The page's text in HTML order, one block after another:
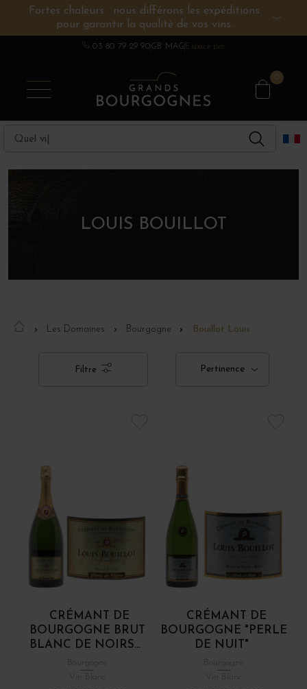
Fortes chaleurs : nous différons les expéditions
pour garantir la qualité de vos vins.
03 80 79 29 90GB MAG Espace pro
0
VINS DE BOURGOGNE
CHAMPAGNE
AUTRES RÉGIONS
SPIRITUEUX
DOMAINES
LOUIS BOUILLOT
Les Domaines Bourgogne Bouillot Louis
Filtre Pertinence
CRÉMANT DE
BOURGOGNE BRUT
BLANC DE NOIRS...
CRÉMANT DE
BOURGOGNE "PERLE
DE NUIT"